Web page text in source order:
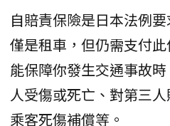
自賠責保險是日本法例
僅是租車，但仍需支付
能保障你發生交通事故
人受傷或死亡、對第三
乘客死傷補償等。